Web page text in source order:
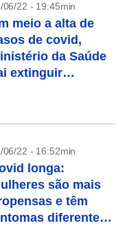
06/22 - 19:45min
meio a alta de
de covid,
da Saúde
extinguir
06/22 - 16:52min
longa:
são mais
e têm
diferentes